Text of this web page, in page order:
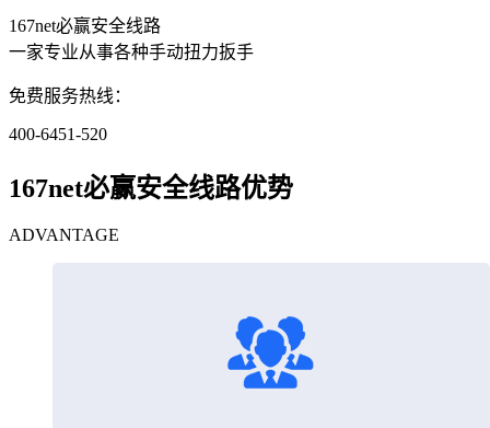
167net必赢安全线路
一家专业从事各种手动扭力扳手
免费服务热线：
400-6451-520
167net必赢安全线路优势
ADVANTAGE